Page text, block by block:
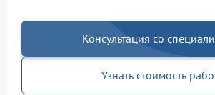
Консультация со
Узнать стоимость